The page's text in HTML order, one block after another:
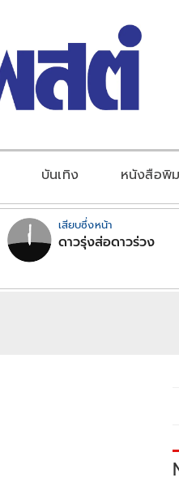
บันเทิง หนังสือพิ
เสียบซึ่งหน้า
ดาวรุ่งส่อดาวร่วง